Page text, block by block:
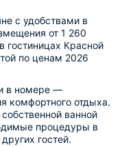
с удобствами в
от 1 260
гостиницах Красной
по ценам 2026
в номере —
комфортного отдыха.
ванной
процедуры в
гостей.